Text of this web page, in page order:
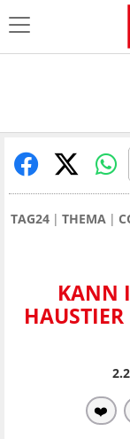
TAG24 THEMA
KANN
❤️